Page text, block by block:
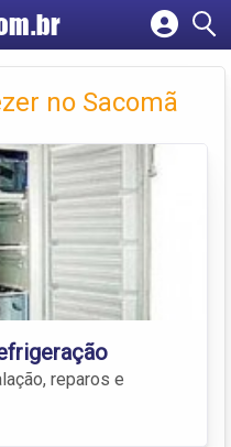
empresa
no Sacomã
reparos e